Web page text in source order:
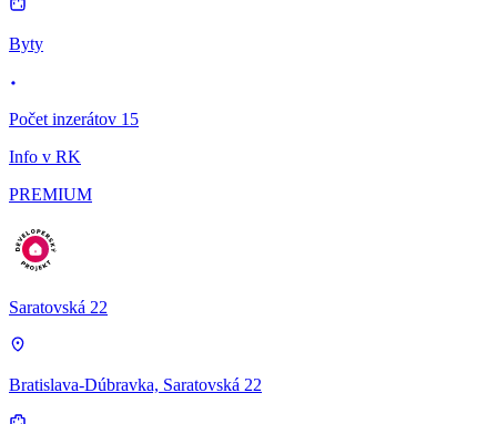
Byty
Počet inzerátov 15
Info v RK
PREMIUM
Saratovská 22
Bratislava-Dúbravka, Saratovská 22